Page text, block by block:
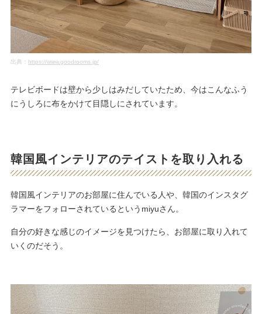
出典： https://www.goodrooms.jp/
テレビボードは壁から少しはみだしていたため、今はこんなふう
にうしろに布をかけて目隠しにされています。
韓国風インテリアのテイストを取り入れる
韓国風インテリアのお部屋に住んでいる人や、韓国のインスタグ
ラマーをフォローされているというmiyuさん。
自分の好きな感じのイメージを見つけたら、お部屋に取り入れて
いくのだそう。